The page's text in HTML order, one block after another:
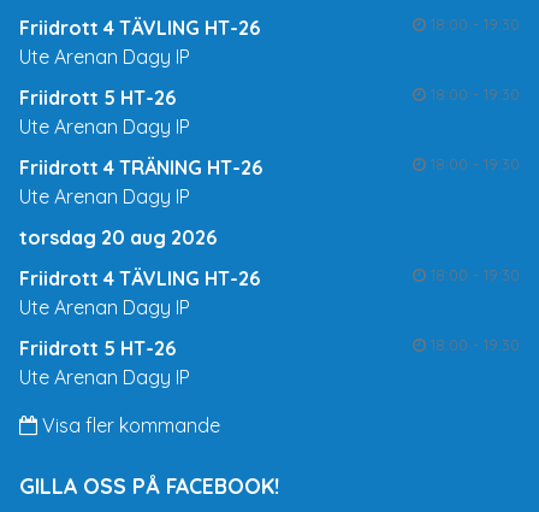
Friidrott 4 TÄVLING HT-26
18:00 - 19:30
Ute Arenan Dagy IP
Friidrott 5 HT-26
18:00 - 19:30
Ute Arenan Dagy IP
Friidrott 4 TRÄNING HT-26
18:00 - 19:30
Ute Arenan Dagy IP
torsdag 20 aug 2026
Friidrott 4 TÄVLING HT-26
18:00 - 19:30
Ute Arenan Dagy IP
Friidrott 5 HT-26
18:00 - 19:30
Ute Arenan Dagy IP
Visa fler kommande
GILLA OSS PÅ FACEBOOK!